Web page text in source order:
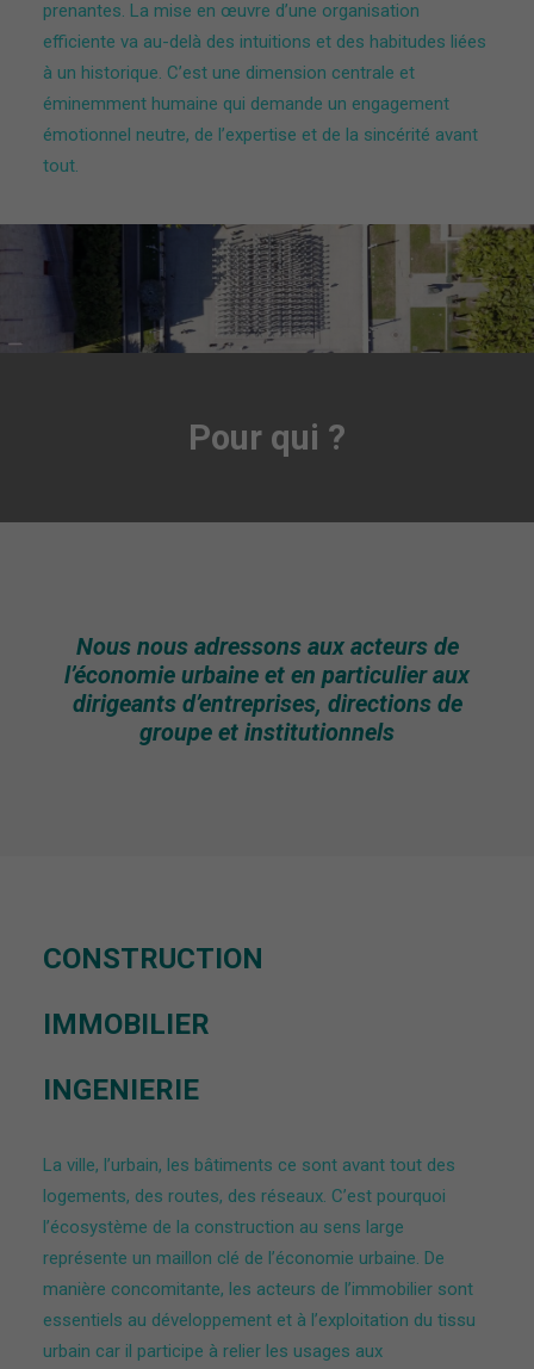
prenantes. La mise en œuvre d’une organisation
efficiente va au-delà des intuitions et des habitudes liées
à un historique. C’est une dimension centrale et
éminemment humaine qui demande un engagement
émotionnel neutre, de l’expertise et de la sincérité avant
tout.
Pour qui ?
Nous nous adressons aux acteurs de
l’économie urbaine et en particulier aux
dirigeants d’entreprises, directions de
groupe et institutionnels
CONSTRUCTION
IMMOBILIER
INGENIERIE
La ville, l’urbain, les bâtiments ce sont avant tout des
logements, des routes, des réseaux. C’est pourquoi
l’écosystème de la construction au sens large
représente un maillon clé de l’économie urbaine. De
manière concomitante, les acteurs de l’immobilier sont
essentiels au développement et à l’exploitation du tissu
urbain car il participe à relier les usages aux